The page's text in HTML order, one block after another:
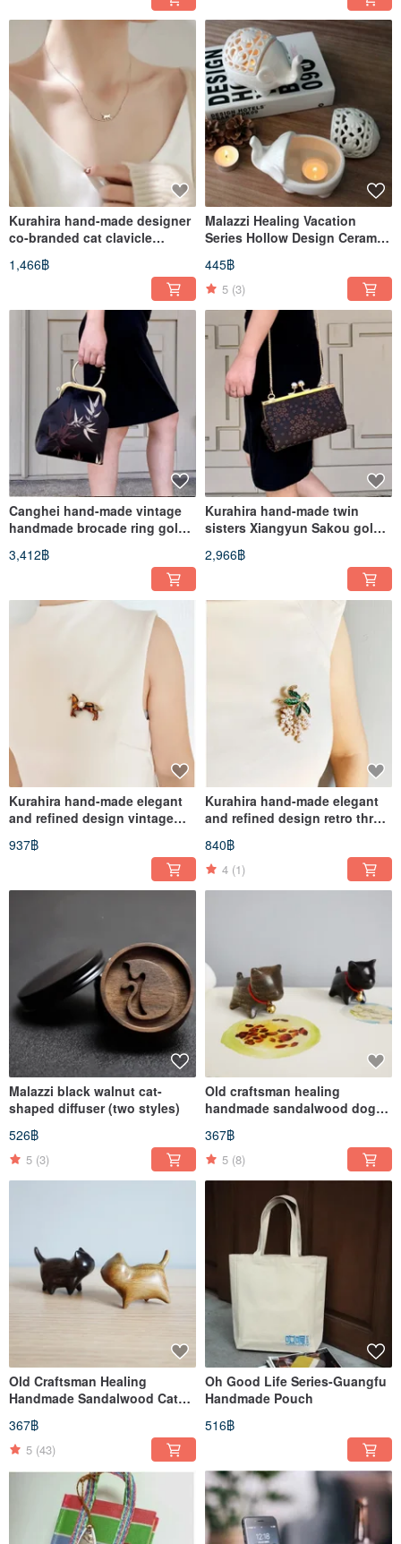
Kurahira hand-made designer
co-branded cat clavicle
chain/bracelet/ring
combination
1,466฿
Malazzi Healing Vacation
Series Hollow Design Ceramic
Elephant Candle
Holder/Storage Box
445฿
5 (3)
Canghei hand-made vintage
handmade brocade ring gold
bag (three colors optional)
3,412฿
Kurahira hand-made twin
sisters Xiangyun Sakou gold
bag/carrying bag/mobile
phone bag
2,966฿
Kurahira hand-made elegant
and refined design vintage
enamel three-dimensional
brooch/pin jewelry (horse
937฿
Kurahira hand-made elegant
and refined design retro three-
dimensional corsage / brooch
(FengCai-Zhuyuan Yesheng)
840฿
4 (1)
Malazzi black walnut cat-
shaped diffuser (two styles)
526฿
5 (3)
Old craftsman healing
handmade sandalwood dog
decoration ornaments
367฿
5 (8)
Old Craftsman Healing
Handmade Sandalwood Cat
Decoration Ornament
367฿
5 (43)
Oh Good Life Series-Guangfu
Handmade Pouch
516฿